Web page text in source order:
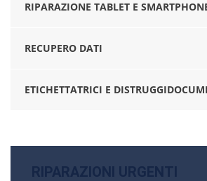
RIPARAZIONE TABLET E
RECUPERO DATI
ETICHETTATRICI E
RIPARAZIONI URGENTI